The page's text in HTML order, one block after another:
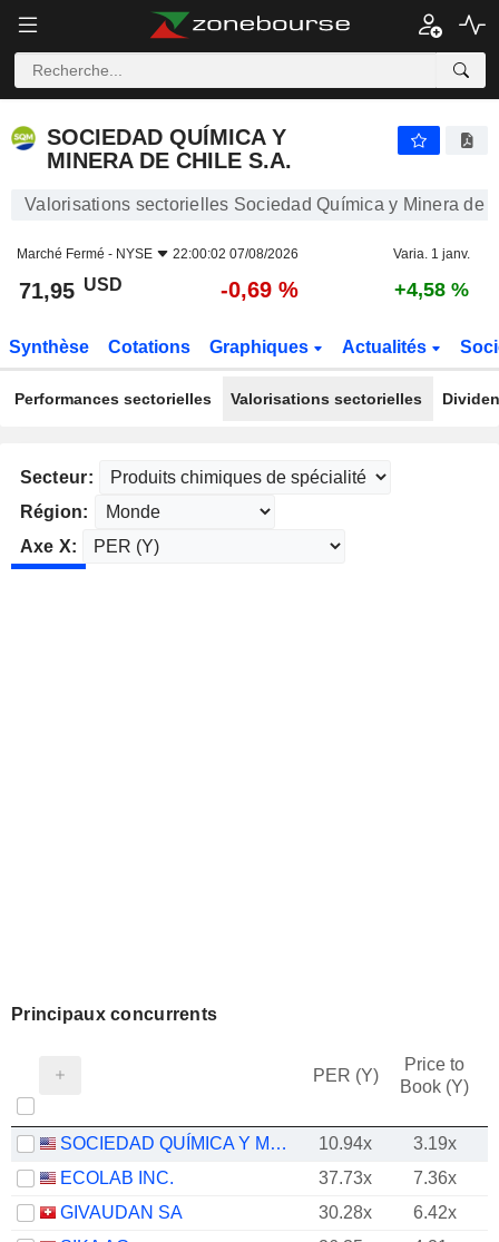
SOCIEDAD QUÍMICA Y
MINERA DE CHILE S.A.
Valorisations sectorielles Sociedad Química y Minera de
Marché Fermé - NYSE 22:00:02 07/08/2026 Varia. 1 janv.
71,95 USD -0,69 % +4,58 %
Synthèse Cotations Graphiques Actualités
Performances sectorielles Valorisations sectorielles
Secteur:
Région:
Axe X:
Principaux concurrents
PER (Y)
Price to
Book (Y)
SOCIEDAD QUÍMICA Y MINERA DE CHILE S.A. 10.94x
3.19x
ECOLAB INC.
37.73x
7.36x
GIVAUDAN SA
30.28x
6.42x